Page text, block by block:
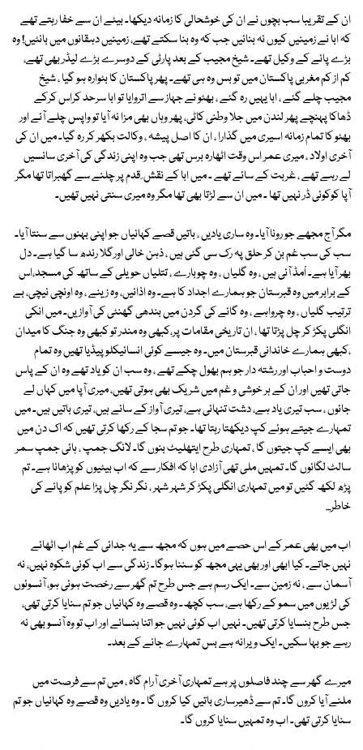
ان کے تقریبا سب بچوں نے ان کی خوشحالی کا زمانہ دیکھا۔ بیٹے ان سے خفا رہتے تھے
کہ ابا نے زمینیں کیوں نہ بنائیں جب کہ وہ بنا سکتے تھے، زمینیں دہقانوں میں بانٹیں! وہ
بڑے پائے کے وکیل تھے۔ شیخ مجیب کے بعد پارٹی کے دوسرے بڑے لیڈر بھی تھے،
کم از کم مغربی پاکستان میں تو بس وہ ہی تھے۔ پھر پاکستان کا بٹوارہ ہو گیا ، شیخ
مجیب چلے گئے ، ابا یہیں رہ گئے ، بھٹو نے جہاز سے اتروایا تو ابا سرحد کراس کرکے
ڈھاکا پہنچے پھر لندن میں جلا وطنی کاٹی، پھر وہاں بھی مزا نہ آیا تو واپس چلے آئے اور
بھٹو کا تمام زمانہ اسیری میں گذارا ، ان کا اصل پیشہ ، وکالت بکھر کر رہ گیا۔ میں ان کی
آخری اولاد ، میری عمر اس وقت اٹھارہ برس تھی جب وہ اپنی زندگی کی آخری سانسیں
لے رہے تھے ، غربت کے سائے تھے ۔ میں ابا کے نقش ِ قدم پر چلنے سے گھبراتا تھا مگر
آپا کوکوئی ڈر نہیں تھا ۔ میں ان سے لڑتا بھی تھا مگر وہ میری سنتی نہیں تھیں۔
مگر آج مجھے جو رونا آیا۔ وہ ساری یادیں ، باتیں قصے کہانیاں جو اپنی بہنوں سے سنتا آیا۔
سب کی سب غم بن کر حلق پہ رک سی گئی ہیں ، ذہن خالی اورگلا رندھ سا گیا ہے۔ دل
بھر آیا ہے۔ اْمڈ آئی ہیں ، وہ گلیاں ، وہ چوبارے ، تتلیاں حویلی کے ساتھ کی مسجد،اس
کے برابر میں وہ قبرستان جو ہمارے اجداد کا ہے۔ وہ اذانیں، وہ زینے ، وہ اونچی نیچی، بے
ترتیب گلیاں ، وہ چرواہے ، وہ گائے کی گردن میں بندھی گھنٹی کی آوازیں۔ میں انکی
انگلی پکڑ کر چل پڑتا تھا ، ان تاریخی مقامات پر،کبھی وہ مندر تو کبھی وہ جنگ کا میدان
،کبھی ہمارے خاندانی قبرستان میں۔ وہ جیسے کوئی انسائیکلو پیڈیا تھیں وہ تمام
دوست و احباب اور رشتہ دار جو ہم بھول چکے تھے ، وہ سب ان کو یاد تھے وہ ان کے پاس
جاتی تھیں اور ان کے ہر خوشی و غم میں شریک بھی ہوتی تھیں، میری آپا میں کہاں لے
جائوں ، سب تیری یاد ہے، دشت تنہائی ہے، تیری آواز کے سائے ہیں، تیری باتیں ہیں۔ میں
تمہارے جیتے ہوئے کپ دیکھتا رہتا تھا۔ جو تم سجا کے رکھا کرتی تھیں کہ اک دن میں
بھی ایسے کپ جیتوں گا ، تمہاری طرح ایتھلیٹ بنوں گا۔ لانگ جمپ ، ہائی جمپ سمر
سالٹ لگائوں گا۔ تمہیں ملی تھی آزادی ابا کہ افکار سے کہ اب بیٹیوں کو پڑھانا ہے۔ تم
پڑھ لکھ گئیں تو میں تمہاری انگلی پکڑ کر شہر شہر ، نگر نگر چل پڑا علم کو پانے کی
خاطر...
اب میں بھی عمر کے اس حصے میں ہوں کہ مجھ سے یہ جدائی کے غم اب اٹھائے
نہیں جاتے۔ کیا ابھی اور بھی یہی مجھ کو سننا ہوگا۔ زندگی سے اب کوئی شکوہ نہیں، نہ
آسمان سے ، نہ زمین سے۔ ایک رسم ہے جس طرح تم گھر سے رخصت ہوئی ہو، آنسوئوں
کی لڑیوں میں سمو کے رکھا ہے، سب کچھ۔ وہ قصے وہ کہانیاں جو تم سنایا کرتی تھی،
جس طرح ہنسایا کرتی تھیں۔ نہیں اب کوئی نہیں جو اتنا ہنسائے اور اب تو وہ آنسو بھی نہ
رہے جو بہا سکیں۔ ایک ویرانہ ہے بس تمہارے جانے کے بعد۔
میرے گھر سے چند فاصلوں پر ہے تمہاری آخری آرام گاہ ، میں تم سے فرصت میں
ملنے آیا کروں گا۔ تم سے ڈھیرساری باتیں کیا کروں گا ۔ وہ یادیں وہ قصے وہ کہانیاں جو تم
سنایا کرتی تھی۔ اب وہ تمہیں سنایا کروں گا۔